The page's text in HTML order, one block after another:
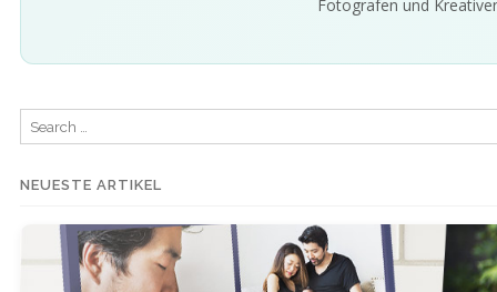
Fotografen und
Search
for:
NEUESTE ARTIKEL